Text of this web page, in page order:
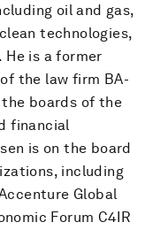
oil and gas,
technologies,
is a former
the law firm BA-
the boards of the
financial
is on the board
including
Global
Forum C4IR